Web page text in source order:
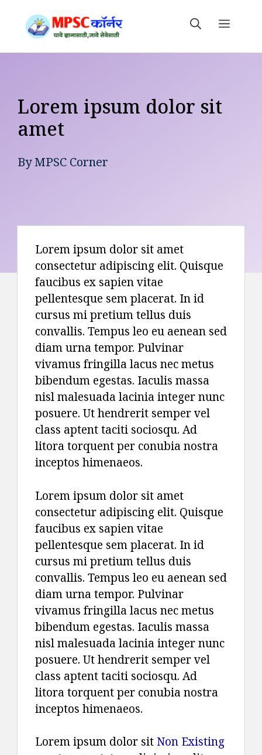
content
Lorem ipsum dolor sit
amet
ByMPSC Corner
Lorem ipsum dolor sit amet
consectetur adipiscing elit. Quisque
faucibus ex sapien vitae
pellentesque sem placerat. In id
cursus mi pretium tellus duis
convallis. Tempus leo eu aenean sed
diam urna tempor. Pulvinar
vivamus fringilla lacus nec metus
bibendum egestas. Iaculis massa
nisl malesuada lacinia integer nunc
posuere. Ut hendrerit semper vel
class aptent taciti sociosqu. Ad
litora torquent per conubia nostra
inceptos himenaeos.
Lorem ipsum dolor sit amet
consectetur adipiscing elit. Quisque
faucibus ex sapien vitae
pellentesque sem placerat. In id
cursus mi pretium tellus duis
convallis. Tempus leo eu aenean sed
diam urna tempor. Pulvinar
vivamus fringilla lacus nec metus
bibendum egestas. Iaculis massa
nisl malesuada lacinia integer nunc
posuere. Ut hendrerit semper vel
class aptent taciti sociosqu. Ad
litora torquent per conubia nostra
inceptos himenaeos.
Lorem ipsum dolor sit Non Existing